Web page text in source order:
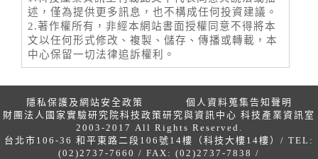
述，僅為提供更多訊息，也不構成任何投資建議。
2.著作權所有，非經本網站書面授權同意不得將本
文以任何形式修改、複製、儲存、傳播或轉載，本
中心保留一切法律追訴權利。
隱私保護及網站安全政策
個人資料蒐集告知聲明
財團法人國家實驗研究院科技政策研究與資訊中心 科技產業資訊室
2003-2017 All Rights Reserved.
台北市106-36 和平東路二段106號14樓（科技大樓14樓）/ TEL:
(02)2737-7660 / FAX: (02)2737-7838 /